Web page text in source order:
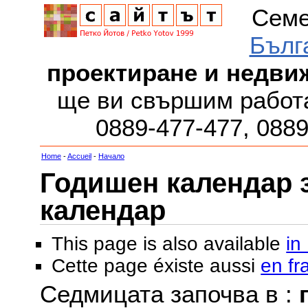
проектиране и
ще ви свършим
0889-477-477,
Home -Accueil - Начало
Годишен календар
календар
This page is also available in
Cette page éxiste aussi en
Седмицата започва в :